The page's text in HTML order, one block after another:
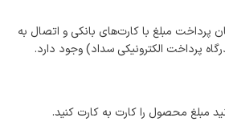
پرداخت مبلغ با کارت‌های بانکی و اتصال به
پرداخت الکترونیکی سداد) وجود دارد.
مبلغ محصول را کارت به کارت کنید.